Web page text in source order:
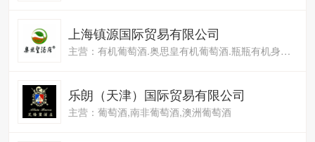
上海镇源国际贸易有限公司
主营：有机葡萄酒.奥思皇有机葡萄酒.瓶瓶有机身份认证
乐朗（天津）国际贸易有限公司
主营：葡萄酒,南非葡萄酒,澳洲葡萄酒